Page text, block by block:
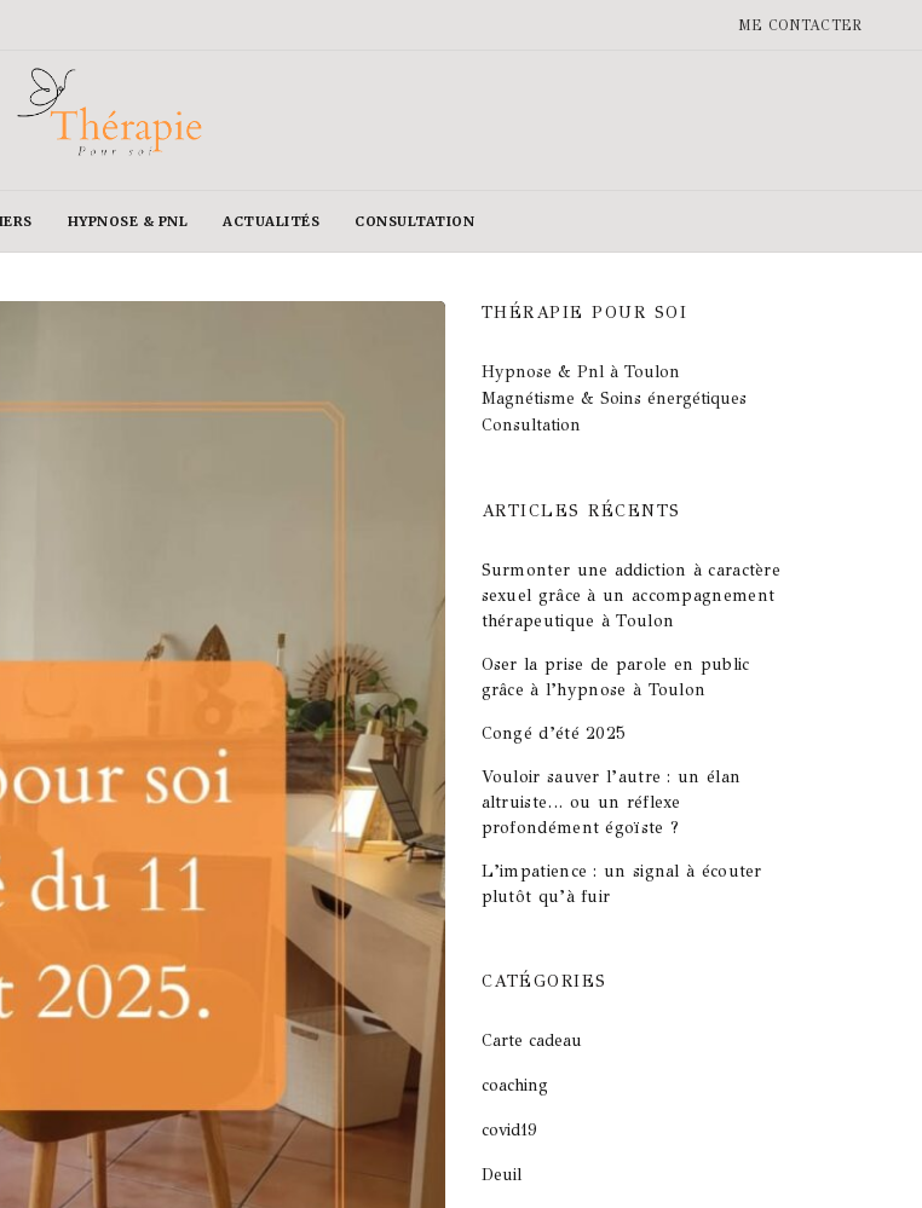
ME CONTACTER
HYPNOSE & PNL ACTUALITÉS CONSULTATION
THÉRAPIE POUR SOI
Hypnose & Pnl à Toulon
Magnétisme & Soins énergétiques
Consultation
ARTICLES RÉCENTS
Surmonter une addiction à caractère
sexuel grâce à un accompagnement
thérapeutique à Toulon
Oser la prise de parole en public
grâce à l’hypnose à Toulon
Congé d’été 2025
Vouloir sauver l’autre : un élan
altruiste… ou un réflexe
profondément égoïste ?
L’impatience : un signal à écouter
plutôt qu’à fuir
CATÉGORIES
Carte cadeau
coaching
covid19
Deuil